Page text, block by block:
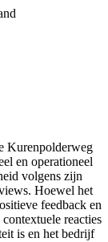
Kurenpolderweg
en operationeel
volgens zijn
Hoewel het
feedback en
reacties
is en het bedrijf